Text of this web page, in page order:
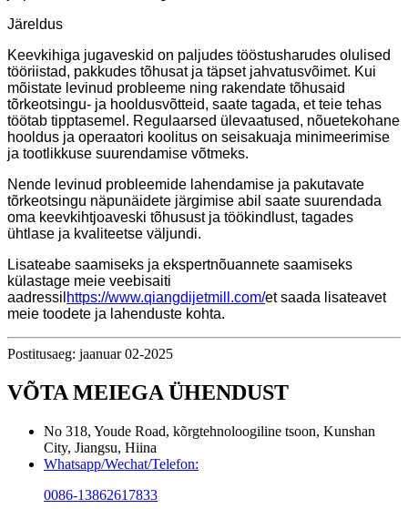
Järeldus
Keevkihiga jugaveskid on paljudes tööstusharudes olulised
tööriistad, pakkudes tõhusat ja täpset jahvatusvõimet. Kui
mõistate levinud probleeme ning rakendate tõhusaid
tõrkeotsingu- ja hooldusvõtteid, saate tagada, et teie tehas
töötab tipptasemel. Regulaarsed ülevaatused, nõuetekohane
hooldus ja operaatori koolitus on seisakuaja minimeerimise
ja tootlikkuse suurendamise võtmeks.
Nende levinud probleemide lahendamise ja pakutavate
tõrkeotsingu näpunäidete järgimise abil saate suurendada
oma keevkihtjoaveski tõhusust ja töökindlust, tagades
ühtlase ja kvaliteetse väljundi.
Lisateabe saamiseks ja ekspertnõuannete saamiseks
külastage meie veebisaiti
aadressil https://www.qiangdijetmill.com/et saada lisateavet
meie toodete ja lahenduste kohta.
Postitusaeg: jaanuar 02-2025
VÕTA MEIEGA ÜHENDUST
No 318, Youde Road, kõrgtehnoloogiline tsoon, Kunshan
City, Jiangsu, Hiina
Whatsapp/Wechat/Telefon:
0086-13862617833